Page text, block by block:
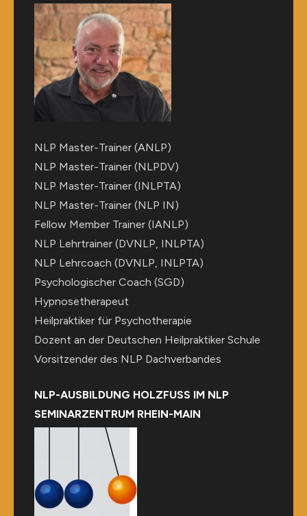
NLP Master-Trainer (ANLP)
NLP Master-Trainer (NLPDV)
NLP Master-Trainer (INLPTA)
NLP Master-Trainer (NLP IN)
Fellow Member Trainer (IANLP)
NLP Lehrtrainer (DVNLP, INLPTA)
NLP Lehrcoach (DVNLP, INLPTA)
Psychologischer Coach (SGD)
Hypnosetherapeut
Heilpraktiker für Psychotherapie
Dozent an der Deutschen Heilpraktiker Schule
Vorsitzender des NLP Dachverbandes
NLP-AUSBILDUNG HOLZFUSS IM NLP
SEMINARZENTRUM RHEIN-MAIN